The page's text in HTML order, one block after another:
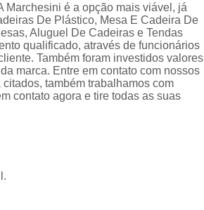
Marchesini é a opção mais viável, já
De Plástico, Mesa E Cadeira De
Aluguel De Cadeiras e Tendas
qualificado, através de funcionários
Também foram investidos valores
marca. Entre em contato com nossos
também trabalhamos com
contato agora e tire todas as suas